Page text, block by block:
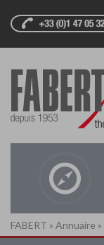
FABERT » Annuaire »